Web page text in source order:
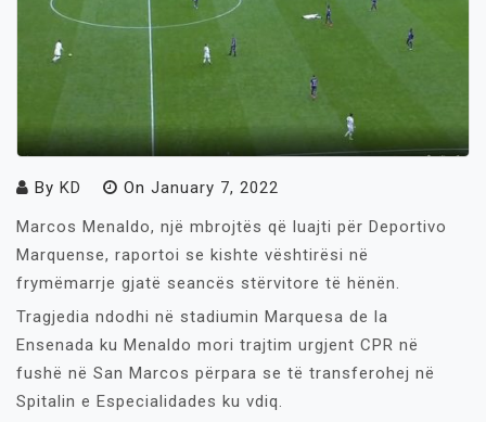
By KD On January 7, 2022
Marcos Menaldo, një mbrojtës që luajti për Deportivo
Marquense, raportoi se kishte vështirësi në
frymëmarrje gjatë seancës stërvitore të hënën.
Tragjedia ndodhi në stadiumin Marquesa de la
Ensenada ku Menaldo mori trajtim urgjent CPR në
fushë në San Marcos përpara se të transferohej në
Spitalin e Especialidades ku vdiq.